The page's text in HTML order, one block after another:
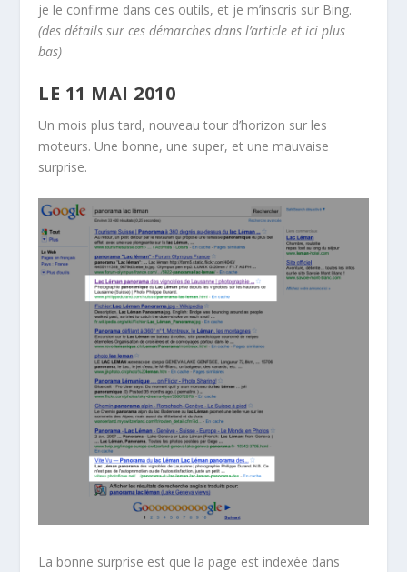
je le confirme dans ces outils, et je m’inscris sur Bing.
(des détails sur ces démarches dans l’article et ici plus
bas)
LE 11 MAI 2010
Un mois plus tard, nouveau tour d’horizon sur les
moteurs. Une bonne, une super, et une mauvaise
surprise.
La bonne surprise est que la page est indexée dans